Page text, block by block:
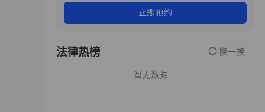
立即预约
法律热榜 换一换
暂无数据